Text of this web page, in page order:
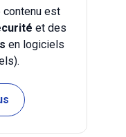
contenu est
et des
en logiciels